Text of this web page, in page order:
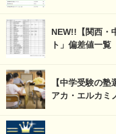
NEW!!【関西・
ト」偏差値一覧
【中学受験の
アカ・エルカミ